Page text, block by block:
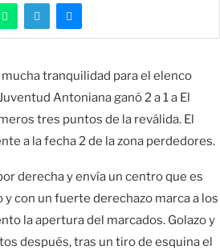
tranquilidad para el elenco
Antoniana ganó 2 a 1 a El
tres puntos de la reválida. El
a la fecha 2 de la zona perdedores.
derecha y envía un centro que es
con un fuerte derechazo marca a los
la apertura del marcados. Golazo y
después, tras un tiro de esquina el